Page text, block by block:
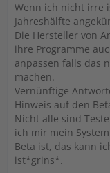
Wenn ich nicht irre
Jahreshälfte
Die Hersteller von
ihre Programme
anpassen falls das
machen.
Vernünftige
Hinweis auf den
Nicht alle sind
ich mir mein
Beta ist, das kann
ist*grins*.